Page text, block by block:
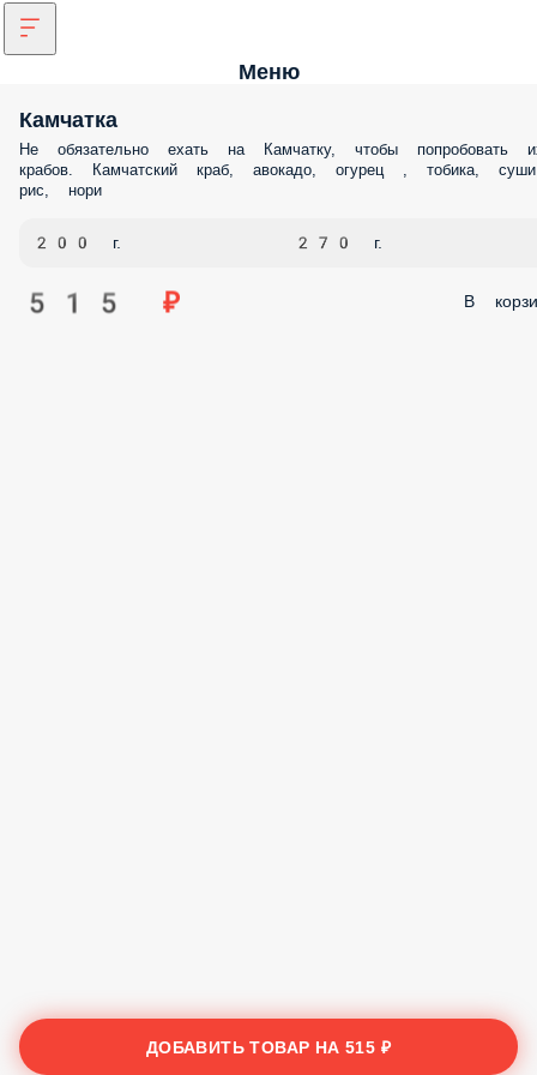
Меню
Камчатка
Не обязательно ехать на Камчатку, чтобы попробовать
крабов. Камчатский краб, авокадо, огурец , тобика, суши
рис, нори
200 г. 270 г.
515 ₽ В
ДОБАВИТЬ ТОВАР НА515 ₽